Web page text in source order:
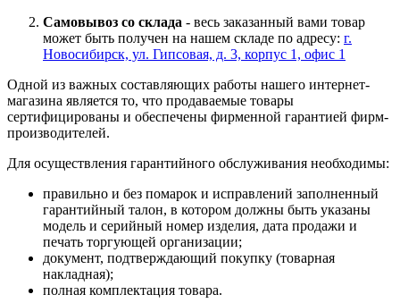
Самовывоз со склада - весь заказанный вами товар
может быть получен на нашем складе по адресу: г.
Новосибирск, ул. Гипсовая, д. 3, корпус 1, офис 1
Одной из важных составляющих работы нашего интернет-
магазина является то, что продаваемые товары
сертифицированы и обеспечены фирменной гарантией фирм-
производителей.
Для осуществления гарантийного обслуживания необходимы:
правильно и без помарок и исправлений заполненный
гарантийный талон, в котором должны быть указаны
модель и серийный номер изделия, дата продажи и
печать торгующей организации;
документ, подтверждающий покупку (товарная
накладная);
полная комплектация товара.